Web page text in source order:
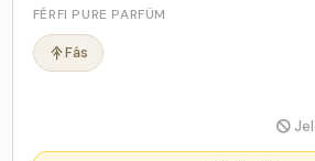
FÉRFI PURE PARFÜM
Fás